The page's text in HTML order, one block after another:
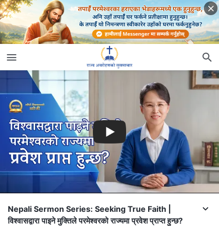
Nepali Sermon Series: Seeking True Faith |
विश्‍वासद्वारा पाइने मुक्तिले परमेश्‍वरको राज्यमा प्रवेश प्राप्त हुन्छ?